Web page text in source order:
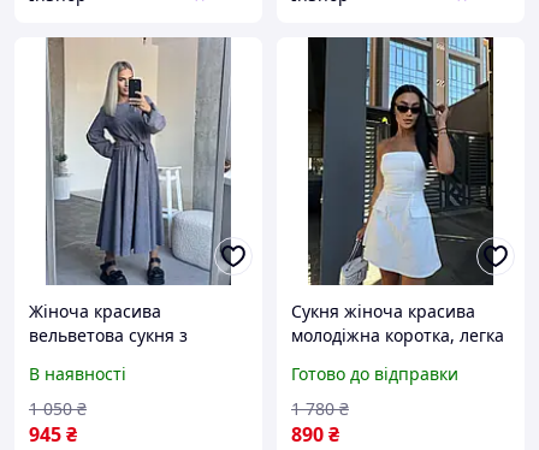
Жіноча красива
вельветова сукня з
В наявності
945₴
1 050 ₴
Сукня жіноча красива
молодіжна коротка, легка
стильна міні-сукня
Готово до відправки
890₴
1 780 ₴